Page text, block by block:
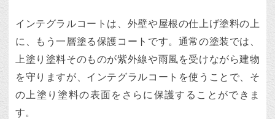
インテグラルコートは、外壁や屋根の仕上げ塗料の上
に、もう一層塗る保護コートです。通常の塗装では、
上塗り塗料そのものが紫外線や雨風を受けながら建物
を守りますが、インテグラルコートを使うことで、そ
の上塗り塗料の表面をさらに保護することができま
す。